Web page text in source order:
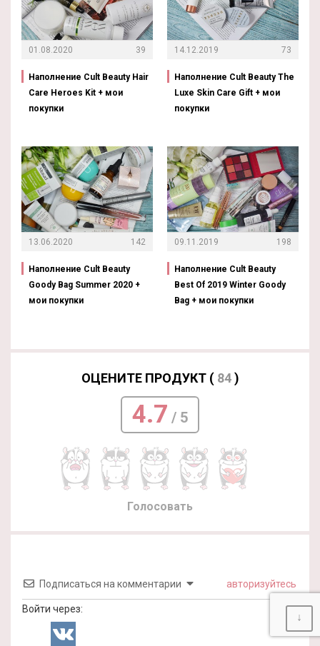
01.08.2020 39
Наполнение Cult Beauty Hair
Care Heroes Kit + мои
покупки
13.06.2020 142
Наполнение Cult Beauty
Goody Bag Summer 2020 +
мои покупки
14.12.2019 73
Наполнение Cult Beauty The
Luxe Skin Care Gift + мои
покупки
09.11.2019 198
Наполнение Cult Beauty
Best Of 2019 Winter Goody
Bag + мои покупки
ОЦЕНИТЕ ПРОДУКТ ( 84)
4.7 / 5
Голосовать
Подписаться на комментарии авторизуйтесь
Войти через:
↓